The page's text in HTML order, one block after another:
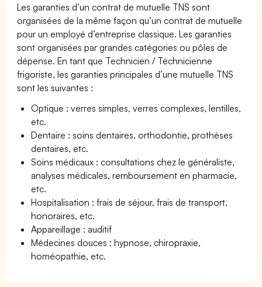
Les garanties d’un contrat de mutuelle TNS sont
organisées de la même façon qu’un contrat de mutuelle
pour un employé d’entreprise classique. Les garanties
sont organisées par grandes catégories ou pôles de
dépense. En tant que Technicien / Technicienne
frigoriste, les garanties principales d’une mutuelle TNS
sont les suivantes :
Optique : verres simples, verres complexes, lentilles,
etc.
Dentaire : soins dentaires, orthodontie, prothèses
dentaires, etc.
Soins médicaux : consultations chez le généraliste,
analyses médicales, remboursement en pharmacie,
etc.
Hospitalisation : frais de séjour, frais de transport,
honoraires, etc.
Appareillage : auditif
Médecines douces : hypnose, chiropraxie,
homéopathie, etc.